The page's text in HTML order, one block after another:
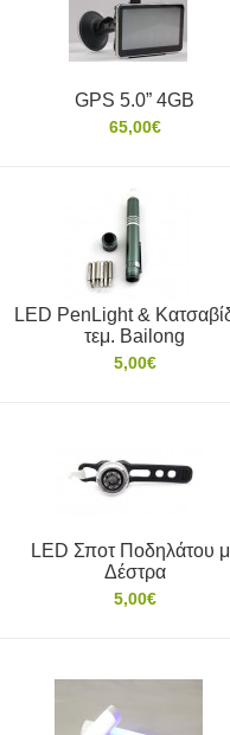
GPS 5.0” 4GB
65,00€
LED PenLight &
τεμ. Bailong
5,00€
LED Σποτ Ποδηλάτου
Δέστρα
5,00€